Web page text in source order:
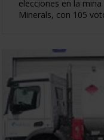
elecciones en la
Minerals, con 105